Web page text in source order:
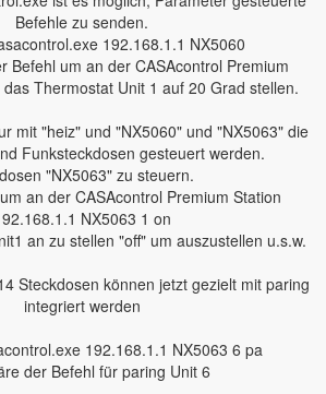
Befehle zu senden.
192.168.1.1 NX5060
Befehl um an der CASAcontrol Premium
Thermostat Unit 1 auf 20 Grad stellen.
mit "heiz" und "NX5060" und "NX5063" die
Funksteckdosen gesteuert werden.
"NX5063" zu steuern.
an der CASAcontrol Premium Station
NX5063 1 on
an zu stellen "off" um auszustellen u.s.w.
Steckdosen können jetzt gezielt mit paring
integriert werden
192.168.1.1 NX5063 6 pa
der Befehl für paring Unit 6